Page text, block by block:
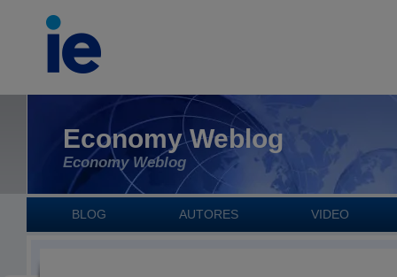
Economy Weblog
Economy Weblog
BLOG AUTORES VIDEO